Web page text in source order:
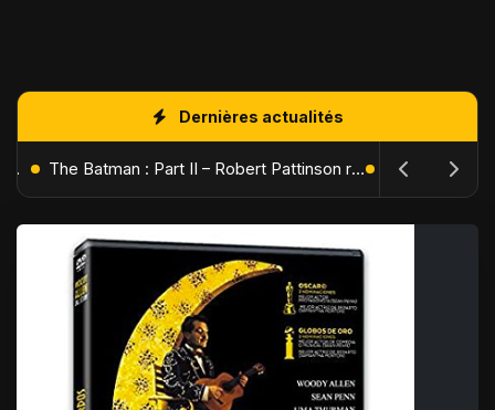
Dernières actualités
L'Âge de Glace : Le Réveil du Volcan – Manny, Sid et Diego de retour pour une aventure explosive The Batman : Part II – Robert Pattinson replonge dans les ténèbres de Gotham dès octobre 2027